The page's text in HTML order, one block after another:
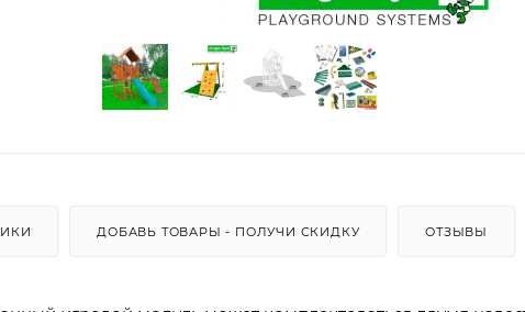
ДОБАВЬ ТОВАРЫ - ПОЛУЧИ СКИДКУ ОТЗЫВЫ